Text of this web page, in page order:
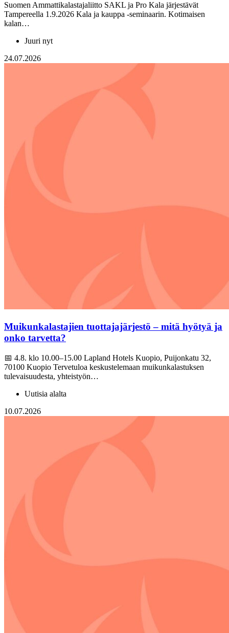
Suomen Ammattikalastajaliitto SAKL ja Pro Kala järjestävät
Tampereella 1.9.2026 Kala ja kauppa -seminaarin. Kotimaisen
kalan…
Juuri nyt
24.07.2026
Muikunkalastajien tuottajajärjestö – mitä hyötyä ja
onko tarvetta?
📅 4.8. klo 10.00–15.00 Lapland Hotels Kuopio, Puijonkatu 32,
70100 Kuopio Tervetuloa keskustelemaan muikunkalastuksen
tulevaisuudesta, yhteistyön…
Uutisia alalta
10.07.2026